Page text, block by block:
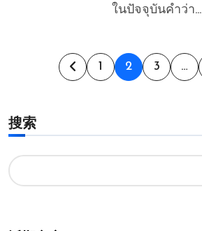
ในปัจจุบันคำว่า...
文
分
页
1 2 3 …
搜索